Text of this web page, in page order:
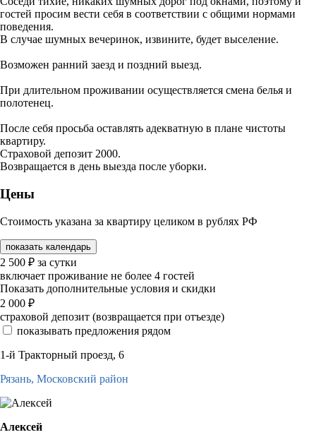
гостей просим вести себя в соответствии с общими нормами
поведения.
В случае шумных вечеринок, извините, будет выселение.
Возможен ранний заезд и поздний выезд.
При длительном проживании осуществляется смена белья и
полотенец.
После себя просьба оставлять адекватную в плане чистоты
квартиру.
Страховой депозит 2000.
Возвращается в день выезда после уборки.
Цены
Стоимость указана за квартиру целиком в рублях РФ
показать календарь
2 500 ₽ за сутки
включает проживание не более 4 гостей
Показать дополнительные условия и скидки
2 000 ₽
страховой депозит (возвращается при отъезде)
показывать предложения рядом
1-й Тракторный проезд, 6
Рязань, Московский район
Алексей